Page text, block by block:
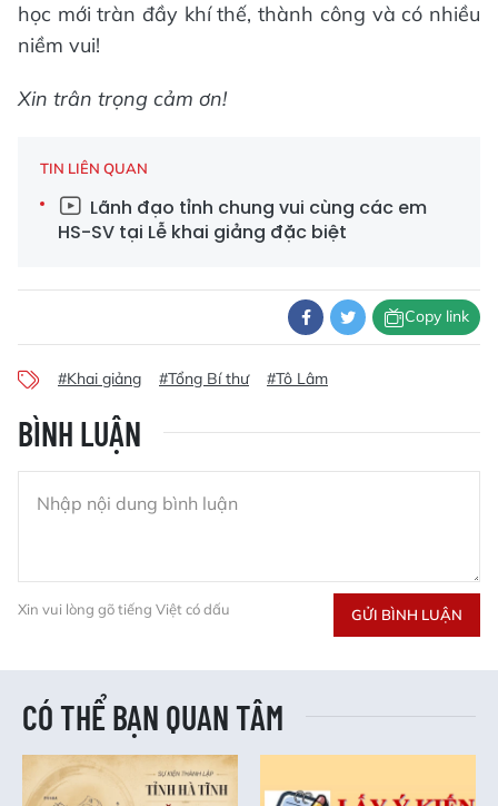
học mới tràn đầy khí thế, thành công và có nhiều
niềm vui!
Xin trân trọng cảm ơn!
TIN LIÊN QUAN
Lãnh đạo tỉnh chung vui cùng các em
HS-SV tại Lễ khai giảng đặc biệt
Copy link
#Khai giảng #Tổng Bí thư #Tô Lâm
BÌNH LUẬN
Xin vui lòng gõ tiếng Việt có dấu GỬI BÌNH LUẬN
CÓ THỂ BẠN QUAN TÂM